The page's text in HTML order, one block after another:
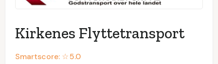
Kirkenes Flyttetransport
Smartscore: ☆5.0